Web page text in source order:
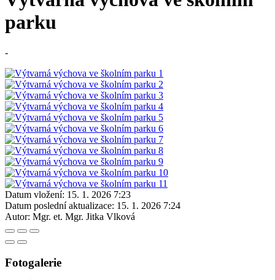
parku
-
Datum vložení: 15. 1. 2026 7:23
Datum poslední aktualizace: 15. 1. 2026 7:24
Autor: Mgr. et. Mgr. Jitka Vlková
Fotogalerie